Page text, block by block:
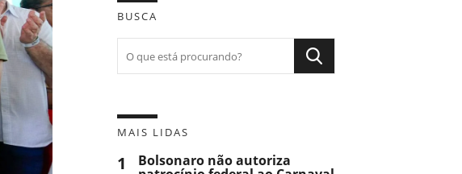
BUSCA
MAIS LIDAS
1 Bolsonaro não autoriza